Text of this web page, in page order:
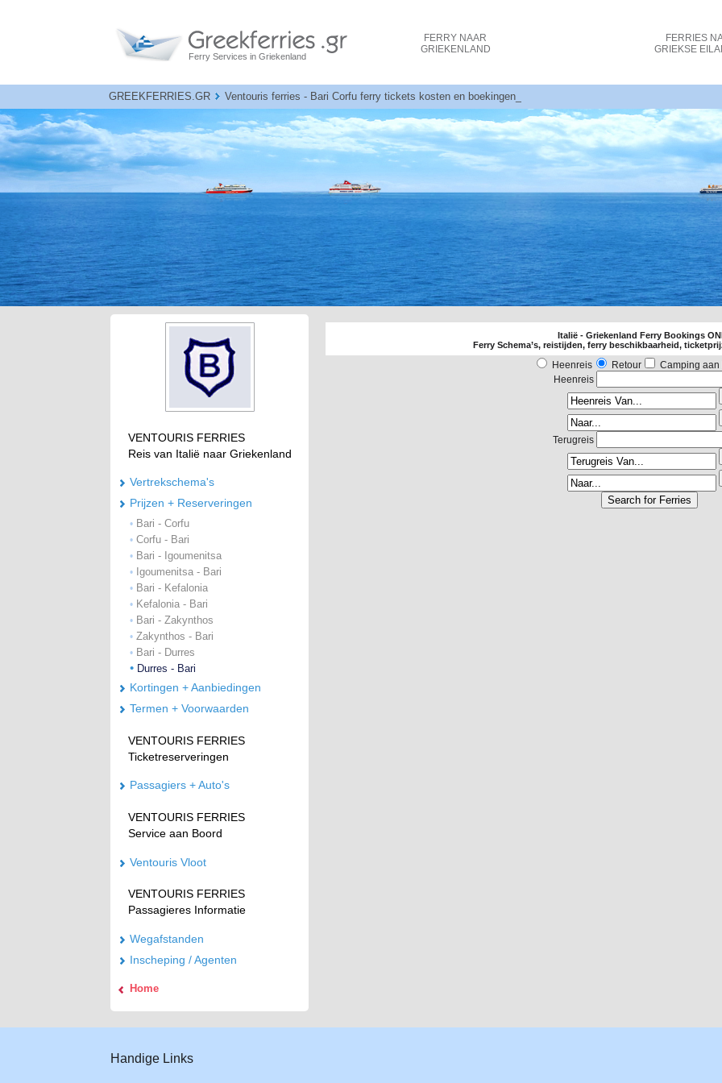
Ferry Services in Griekenland
FERRY NAAR
GRIEKENLAND
FERRIES
GRIEKSE
GREEKFERRIES.GR Ventouris ferries - Bari Corfu ferry tickets kosten en boekingen
VENTOURIS FERRIES
Reis van Italië naar Griekenland
Vertrekschema's
Prijzen + Reserveringen
• Bari - Corfu
• Corfu - Bari
• Bari - Igoumenitsa
• Igoumenitsa - Bari
• Bari - Kefalonia
• Kefalonia - Bari
• Bari - Zakynthos
• Zakynthos - Bari
• Bari - Durres
• Durres - Bari
Kortingen + Aanbiedingen
Termen + Voorwaarden
VENTOURIS FERRIES
Ticketreserveringen
Passagiers + Auto's
VENTOURIS FERRIES
Service aan Boord
Ventouris Vloot
VENTOURIS FERRIES
Passagieres Informatie
Wegafstanden
Inscheping / Agenten
Home
Italië - Griekenland Ferry Bookings
Ferry Schema’s, reistijden, ferry beschikbaarheid,
Heenreis Retour
Camping aan
Heenreis
Terugreis
Handige Links